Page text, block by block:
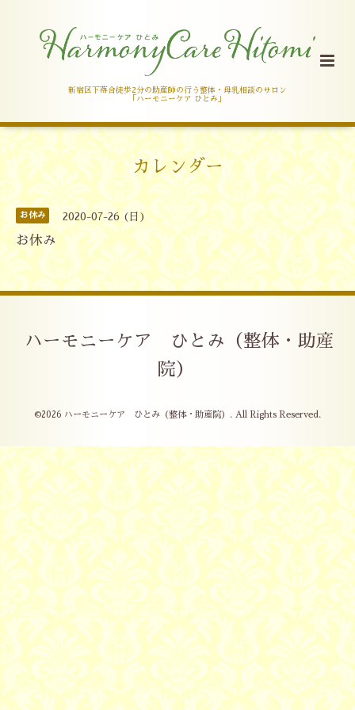
新宿区下落合徒歩2分の助産師の行う整体・母乳相談のサロン
「ハーモニーケア ひとみ」
カレンダー
お休み 2020-07-26 (日)
お休み
ハーモニーケア ひとみ（整体・助産
院）
©2026 ハーモニーケア ひとみ（整体・助産院） . All Rights Reserved.